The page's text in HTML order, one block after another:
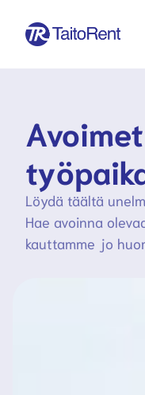
Avoimet
Löydä täältä
Hae avoinna
kauttamme jo